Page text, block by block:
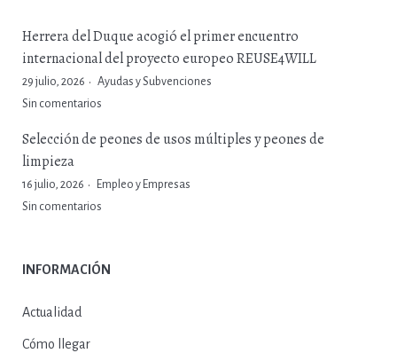
Herrera del Duque acogió el primer encuentro
internacional del proyecto europeo REUSE4WILL
29 julio, 2026
Ayudas y Subvenciones
Sin comentarios
Selección de peones de usos múltiples y peones de
limpieza
16 julio, 2026
Empleo y Empresas
Sin comentarios
INFORMACIÓN
Actualidad
Cómo llegar